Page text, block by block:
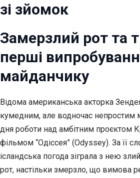
зі зйомок
Замерзлий рот та
перші
майданчику
Відома американська акторка
кумедним, але водночас
дня роботи над амбітним проєктом
фільмом “Одіссея” (Odyssey). За її
ісландська погода зіграла з нею
рот, настільки змерзло, що вимова